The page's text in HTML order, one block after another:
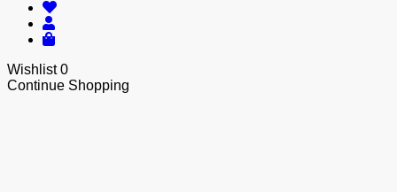
Wishlist0
Continue Shopping